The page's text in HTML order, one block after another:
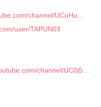
channel/UCuHu…
user/TAPUN03
channel/UC0j5…